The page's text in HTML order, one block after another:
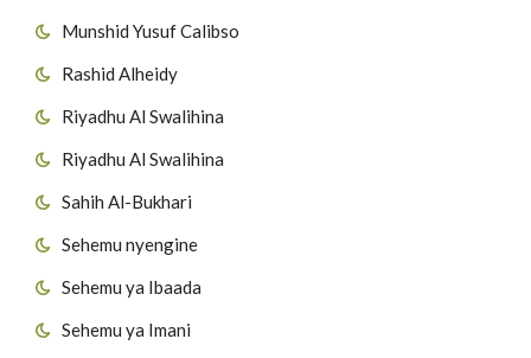
Munshid Yusuf Calibso
Rashid Alheidy
Riyadhu Al Swalihina
Riyadhu Al Swalihina
Sahih Al-Bukhari
Sehemu nyengine
Sehemu ya Ibaada
Sehemu ya Imani